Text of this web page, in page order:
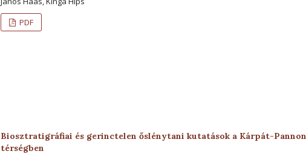
PDF
Biosztratigráfiai és gerinctelen őslénytani kutatások a Kárpát-Pannon
térségben